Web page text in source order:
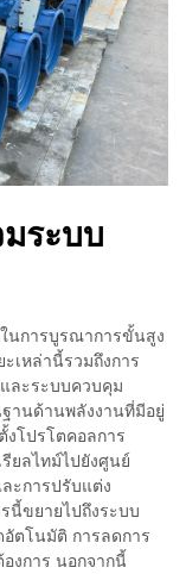
ระบบ
นการบูรณาการขั้นสูง
เหล่านี้รวมถึงการ
ละระบบควบคุม
านด้านพลังงานที่มีอยู่
งโปรโตคอลการ
ยลไทม์ไปยังศูนย์
ะการปรับแต่ง
นี้ขยายไปถึงระบบ
ตโนมัติ การลดการ
งการ นอกจากนี้